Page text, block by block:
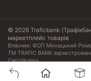
© 2026 Traficbank
маркетплейс товарів
Власник: ФОП Михацький
ТМ TRAFIC BANK
Сергійович.
Угода користувача